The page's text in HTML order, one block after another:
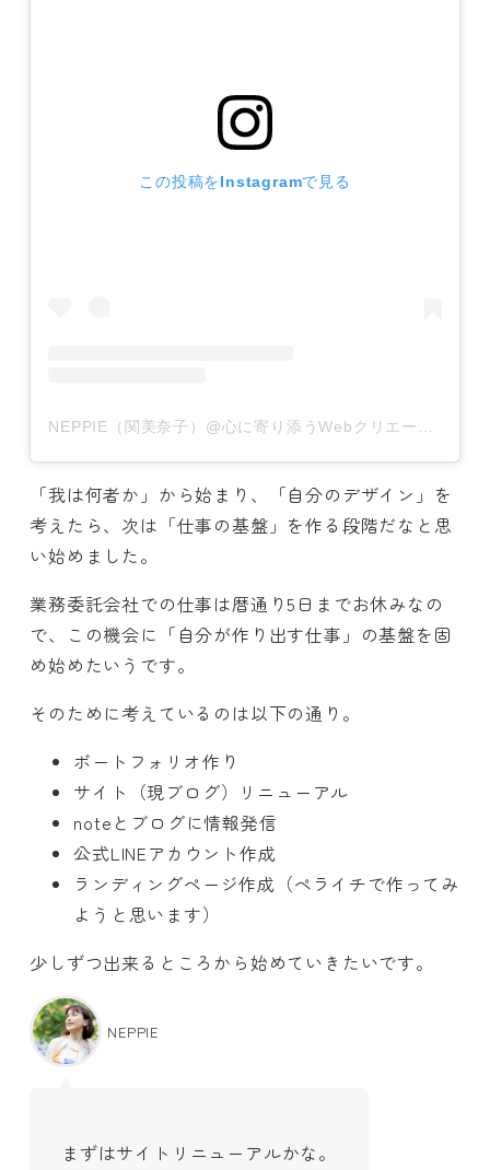
この投稿をInstagramで見る
「我は何者か」から始まり、「自分のデザイン」を
考えたら、次は「仕事の基盤」を作る段階だなと思
い始めました。
業務委託会社での仕事は暦通り5日までお休みなの
で、この機会に「自分が作り出す仕事」の基盤を固
め始めたいうです。
そのために考えているのは以下の通り。
ポートフォリオ作り
サイト（現ブログ）リニューアル
noteとブログに情報発信
公式LINEアカウント作成
ランディングページ作成（ペライチで作ってみ
ようと思います）
少しずつ出来るところから始めていきたいです。
NEPPIE
まずはサイトリニューアルかな。